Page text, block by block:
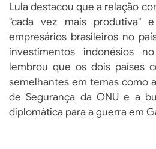
Lula destacou que a relação
"cada vez mais produtiva"
empresários brasileiros no
investimentos indonésios
lembrou que os dois países
semelhantes em temas como
de Segurança da ONU e a
diplomática para a guerra em